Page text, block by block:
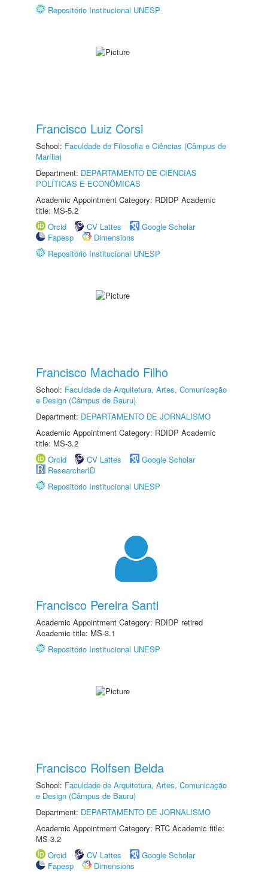
Repositório Institucional UNESP
Francisco Luiz Corsi
School: Faculdade de Filosofia e Ciências (Câmpus de
Marília)
Department: DEPARTAMENTO DE CIÊNCIAS
POLÍTICAS E ECONÔMICAS
Academic Appointment Category: RDIDP Academic
title: MS-5.2
Orcid
CV Lattes
Google Scholar
Fapesp
Dimensions
Repositório Institucional UNESP
Francisco Machado Filho
School: Faculdade de Arquitetura, Artes, Comunicação
e Design (Câmpus de Bauru)
Department: DEPARTAMENTO DE JORNALISMO
Academic Appointment Category: RDIDP Academic
title: MS-3.2
Orcid
CV Lattes
Google Scholar
ResearcherID
Repositório Institucional UNESP
Francisco Pereira Santi
Academic Appointment Category: RDIDP retired
Academic title: MS-3.1
Repositório Institucional UNESP
Francisco Rolfsen Belda
School: Faculdade de Arquitetura, Artes, Comunicação
e Design (Câmpus de Bauru)
Department: DEPARTAMENTO DE JORNALISMO
Academic Appointment Category: RTC Academic title:
MS-3.2
Orcid
CV Lattes
Google Scholar
Fapesp
Dimensions